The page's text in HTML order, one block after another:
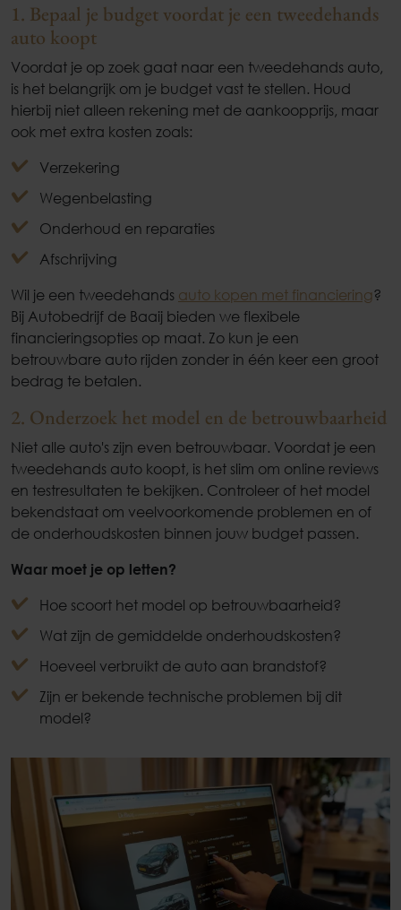
1. Bepaal je budget voordat je een tweedehands
auto koopt
Voordat je op zoek gaat naar een tweedehands auto,
is het belangrijk om je budget vast te stellen. Houd
hierbij niet alleen rekening met de aankoopprijs, maar
ook met extra kosten zoals:
Verzekering
Wegenbelasting
Onderhoud en reparaties
Afschrijving
Wil je een tweedehands auto kopen met financiering?
Bij Autobedrijf de Baaij bieden we flexibele
financieringsopties op maat. Zo kun je een
betrouwbare auto rijden zonder in één keer een groot
bedrag te betalen.
2. Onderzoek het model en de betrouwbaarheid
Niet alle auto's zijn even betrouwbaar. Voordat je een
tweedehands auto koopt, is het slim om online reviews
en testresultaten te bekijken. Controleer of het model
bekendstaat om veelvoorkomende problemen en of
de onderhoudskosten binnen jouw budget passen.
Waar moet je op letten?
Hoe scoort het model op betrouwbaarheid?
Wat zijn de gemiddelde onderhoudskosten?
Hoeveel verbruikt de auto aan brandstof?
Zijn er bekende technische problemen bij dit
model?